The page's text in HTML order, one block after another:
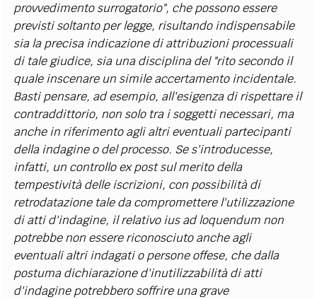
provvedimento surrogatorio", che possono essere
previsti soltanto per legge, risultando indispensabile
sia la precisa indicazione di attribuzioni processuali
di tale giudice, sia una disciplina del "rito secondo il
quale inscenare un simile accertamento incidentale.
Basti pensare, ad esempio, all'esigenza di rispettare il
contraddittorio, non solo tra i soggetti necessari, ma
anche in riferimento agli altri eventuali partecipanti
della indagine o del processo. Se s'introducesse,
infatti, un controllo ex post sul merito della
tempestività delle iscrizioni, con possibilità di
retrodatazione tale da compromettere l'utilizzazione
di atti d'indagine, il relativo ius ad loquendum non
potrebbe non essere riconosciuto anche agli
eventuali altri indagati o persone offese, che dalla
postuma dichiarazione d'inutilizzabilità di atti
d'indagine potrebbero soffrire una grave